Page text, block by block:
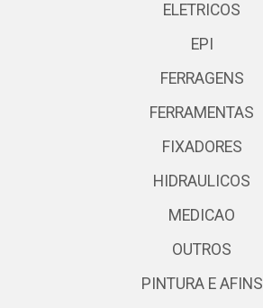
ELETRICOS
EPI
FERRAGENS
FERRAMENTAS
FIXADORES
HIDRAULICOS
MEDICAO
OUTROS
PINTURA E AFINS